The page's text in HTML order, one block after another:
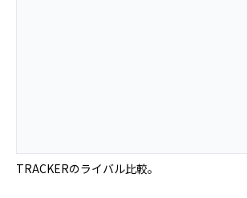
TRACKERのライバル比較。